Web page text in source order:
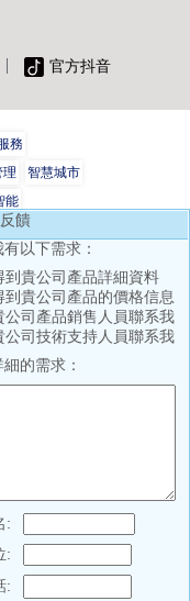
官方抖音
務
理
智慧城市
能
工業互聯網
孿生
饋
有以下需求：
到貴公司產品詳細資料
到貴公司產品的價格信息
公司產品銷售人員聯系我
公司技術支持人員聯系我
細的需求：
:
:
: